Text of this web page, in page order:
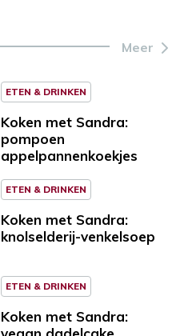
Meer
ETEN & DRINKEN
Koken met Sandra:
pompoen
appelpannenkoekjes
ETEN & DRINKEN
Koken met Sandra:
knolselderij-venkelsoep
ETEN & DRINKEN
Koken met Sandra: